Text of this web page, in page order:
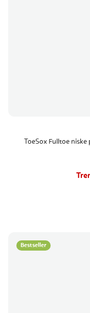
ToeSox Fulltoe
Bestseller